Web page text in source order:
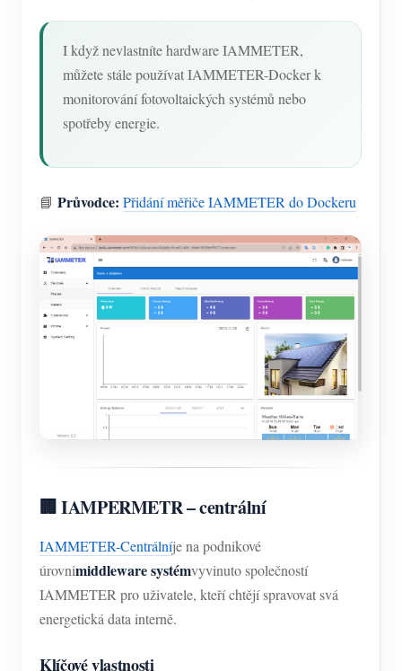
I když nevlastníte hardware IAMMETER,
můžete stále používat IAMMETER-Docker k
monitorování fotovoltaických systémů nebo
spotřeby energie.
📘 Průvodce: Přidání měřiče IAMMETER do Dockeru
🏢 IAMPERMETR – centrální
IAMMETER-Centrálníje na podnikové
úrovnimiddleware systémvyvinuto společností
IAMMETER pro uživatele, kteří chtějí spravovat svá
energetická data interně.
Klíčové vlastnosti